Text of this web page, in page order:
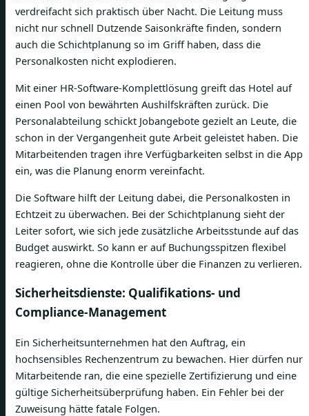
verdreifacht sich praktisch über Nacht. Die Leitung muss
nicht nur schnell Dutzende Saisonkräfte finden, sondern
auch die Schichtplanung so im Griff haben, dass die
Personalkosten nicht explodieren.
Mit einer HR-Software-Komplettlösung greift das Hotel auf
einen Pool von bewährten Aushilfskräften zurück. Die
Personalabteilung schickt Jobangebote gezielt an Leute, die
schon in der Vergangenheit gute Arbeit geleistet haben. Die
Mitarbeitenden tragen ihre Verfügbarkeiten selbst in die App
ein, was die Planung enorm vereinfacht.
Die Software hilft der Leitung dabei, die Personalkosten in
Echtzeit zu überwachen. Bei der Schichtplanung sieht der
Leiter sofort, wie sich jede zusätzliche Arbeitsstunde auf das
Budget auswirkt. So kann er auf Buchungsspitzen flexibel
reagieren, ohne die Kontrolle über die Finanzen zu verlieren.
Sicherheitsdienste: Qualifikations- und
Compliance-Management
Ein Sicherheitsunternehmen hat den Auftrag, ein
hochsensibles Rechenzentrum zu bewachen. Hier dürfen nur
Mitarbeitende ran, die eine spezielle Zertifizierung und eine
gültige Sicherheitsüberprüfung haben. Ein Fehler bei der
Zuweisung hätte fatale Folgen.